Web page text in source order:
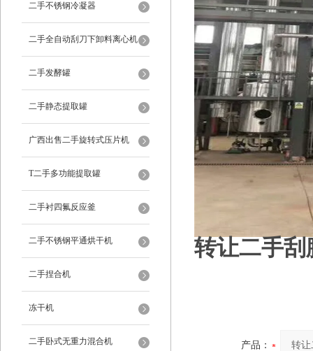
二手不锈钢冷凝器
二手全自动刮刀下卸料离心机
二手发酵罐
二手静态提取罐
广西出售二手旋转式压片机
T二手多功能提取罐
二手衬四氟反应釜
二手不锈钢平通烘干机
二手捏合机
冻干机
二手卧式无重力混合机
转让二手刮
产品：